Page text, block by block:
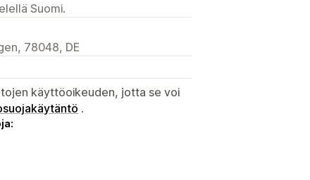
Suomi.
78048, DE
käyttöoikeuden, jotta se voi
.